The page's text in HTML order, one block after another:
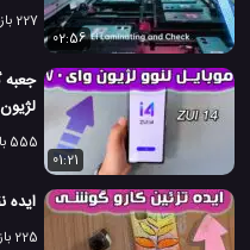
227 بازدید
02:56
555 بازدید
01:21
225 بازدید